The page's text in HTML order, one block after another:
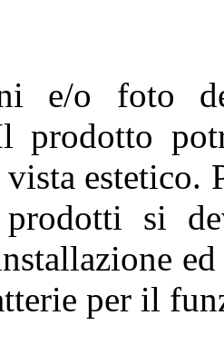
e/o foto
prodotto
estetico.
si
per il